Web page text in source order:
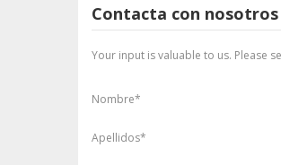
Contacta con nosotros
Your input is valuable to us. Please
Nombre*
Apellidos*